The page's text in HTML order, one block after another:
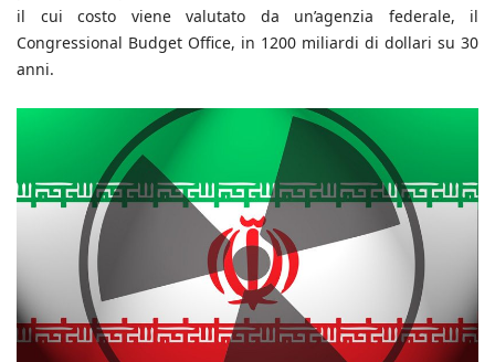
il cui costo viene valutato da un’agenzia federale, il
Congressional Budget Office, in 1200 miliardi di dollari su 30
anni.